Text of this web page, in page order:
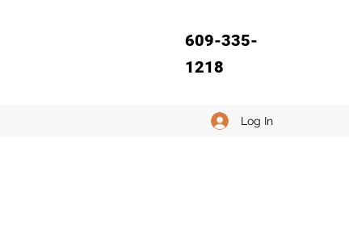
609-335-
1218
Log In